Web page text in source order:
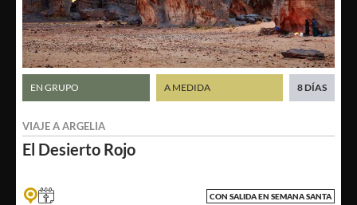
El Desierto Rojo
VIAJE AARGELIA
EN GRUPO A MEDIDA 8 DÍAS
CON SALIDA EN SEMANA SANTA